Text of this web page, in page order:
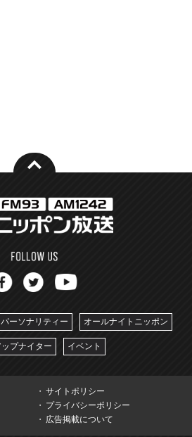
ーソナリティー オールナイトニッポン
プナイター イベント
サイトポリシー
プライバシーポリシー
広告掲載について